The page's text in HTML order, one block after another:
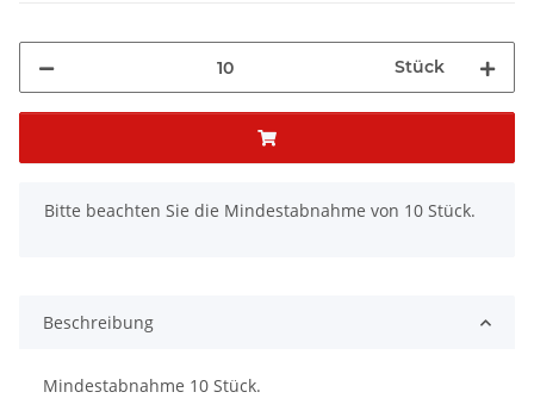
Stück
x
Bitte beachten Sie die Mindestabnahme von 10 Stück.
Beschreibung
Mindestabnahme 10 Stück.